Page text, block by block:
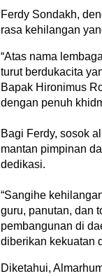
Ferdy Sondakh,
rasa kehilangan
“Atas nama
turut berdukacita
Bapak Hironimus
dengan penuh
Bagi Ferdy, sosok
mantan pimpinan
dedikasi.
“Sangihe
guru, panutan, dan
pembangunan di
diberikan kekuatan
​Diketahui,